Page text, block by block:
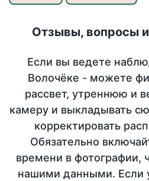
Отзывы, вопросы
Если вы ведете
Волочёке - можете
рассвет, утреннюю и
камеру и выкладывать
корректировать
Обязательно
времени в фотографии,
нашими данными. Если